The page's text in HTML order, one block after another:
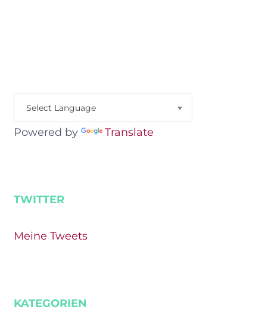
Powered by Translate
TWITTER
Meine Tweets
KATEGORIEN